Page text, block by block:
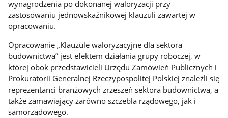
wynagrodzenia po dokonanej waloryzacji przy
zastosowaniu jednowskaźnikowej klauzuli zawartej w
opracowaniu.
Opracowanie „Klauzule waloryzacyjne dla sektora
budownictwa” jest efektem działania grupy roboczej, w
której obok przedstawicieli Urzędu Zamówień Publicznych i
Prokuratorii Generalnej Rzeczypospolitej Polskiej znaleźli się
reprezentanci branżowych zrzeszeń sektora budownictwa, a
także zamawiający zarówno szczebla rządowego, jak i
samorządowego.